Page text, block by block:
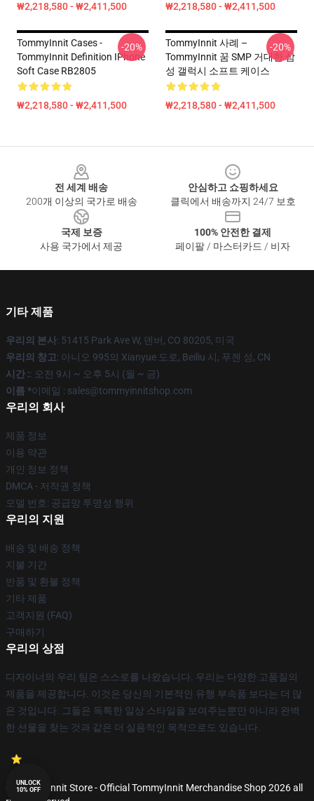
₩2,218,580 - ₩2,411,500 ₩2,218,580 - ₩2,411,500
TommyInnit Cases -
TommyInnit Definition IPhone
Soft Case RB2805
₩2,218,580 - ₩2,411,500
-20%
TommyInnit 사례 –
TommyInnit 꿈 SMP 거대한 삼
성 갤럭시 소프트 케이스
₩2,218,580 - ₩2,411,500
-20%
전 세계 배송
200개 이상의 국가로 배송
안심하고 쇼핑하세요
클릭에서 배송까지 24/7 보호
국제 보증
사용 국가에서 제공
100% 안전한 결제
페이팔 / 마스터카드 / 비자
기타 제품
우리의 본사: 51415 Park Ave W, 덴버, CO 80205, 미국
우리의 창고: 아니오 995의 Xianyue 도로, Beiliu 시, 푸젠 성, CN
시간 :: 오전 9시 ~ 오후 5시 (월 ~ 금)
이름 *이메일 : sales@tommyinnitshop.com
우리의 회사
제품 정보
이용 약관
개인 정보 정책
DMCA - 저작권 정책
모델 번호: 공급망 투명성 행위
우리의 지원
배송 및 배송 정책
지불 기간
반품 및 환불 정책
기타 제품
고객지원 (FAQ)
구매하기
우리의 상점
디자이너의 우리 팀은 스스로를 나왔습니다. 우리는 다양한 고품질의
제품을 제공합니다. 이것은 당신의 기본적인 유행 부속품 보다는 더 많
은 것입니다. 그들은 독특한 일상 스타일을 보여주는뿐만 아니라 완벽
한 선물을 찾는 것과 같은 더 실용적인 목적으로도 있습니다.
© TommyInnit Store - Official TommyInnit Merchandise Shop 2026 all
UNLOCK
10% OFF